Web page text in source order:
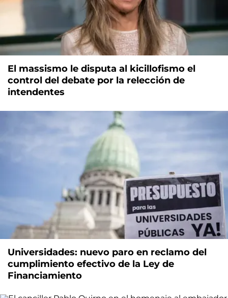
El massismo le disputa al kicillofismo el
control del debate por la relección de
intendentes
Universidades: nuevo paro en reclamo del
cumplimiento efectivo de la Ley de
Financiamiento